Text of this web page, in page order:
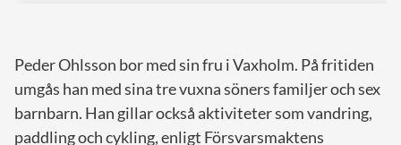
Peder Ohlsson bor med sin fru i Vaxholm. På fritiden
umgås han med sina tre vuxna söners familjer och sex
barnbarn. Han gillar också aktiviteter som vandring,
paddling och cykling, enligt Försvarsmaktens